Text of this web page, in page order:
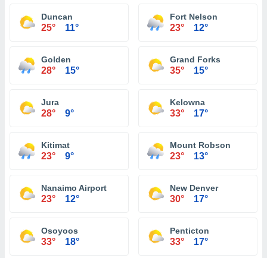
Duncan
25° 11°
Fort Nelson
23° 12°
Golden
28° 15°
Grand Forks
35° 15°
Jura
28° 9°
Kelowna
33° 17°
Kitimat
23° 9°
Mount Robson
23° 13°
Nanaimo Airport
23° 12°
New Denver
30° 17°
Osoyoos
33° 18°
Penticton
33° 17°